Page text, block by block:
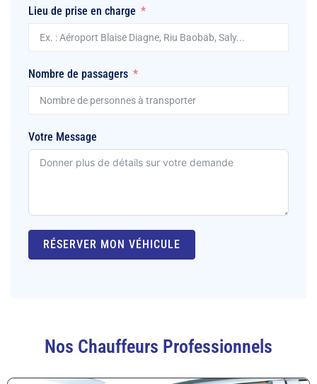
Lieu de prise en charge
Nombre de passagers
Votre Message
RÉSERVER MON VÉHICULE
Nos Chauffeurs Professionnels